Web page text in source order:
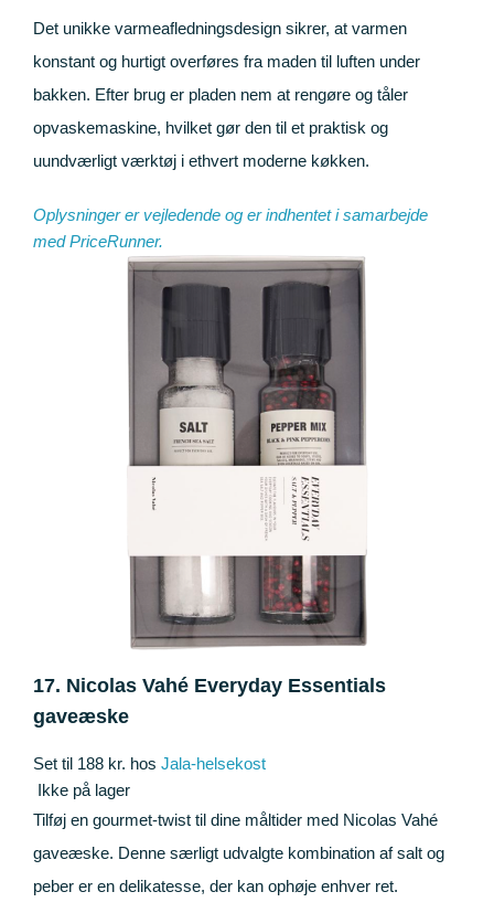
Det unikke varmeafledningsdesign sikrer, at varmen
konstant og hurtigt overføres fra maden til luften under
bakken. Efter brug er pladen nem at rengøre og tåler
opvaskemaskine, hvilket gør den til et praktisk og
uundværligt værktøj i ethvert moderne køkken.
Oplysninger er vejledende og er indhentet i samarbejde
medPriceRunner.
17. Nicolas Vahé Everyday Essentials
gaveæske
Set til 188 kr. hos Jala-helsekost
Ikke på lager
Tilføj en gourmet-twist til dine måltider med Nicolas Vahé
gaveæske. Denne særligt udvalgte kombination af salt og
peber er en delikatesse, der kan ophøje enhver ret.